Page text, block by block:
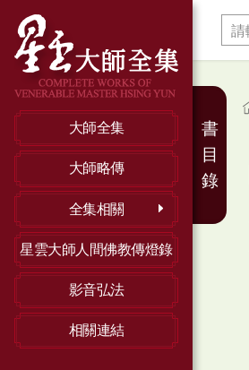
大師全集
大師略傳
全集相關
星雲大師人間佛教傳燈錄
影音弘法
相關連結
書
目
錄